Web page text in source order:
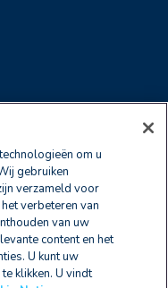
om u
gebruiken
verzameld voor
verbeteren van
van uw
content en het
U kunt uw
klikken. U vindt